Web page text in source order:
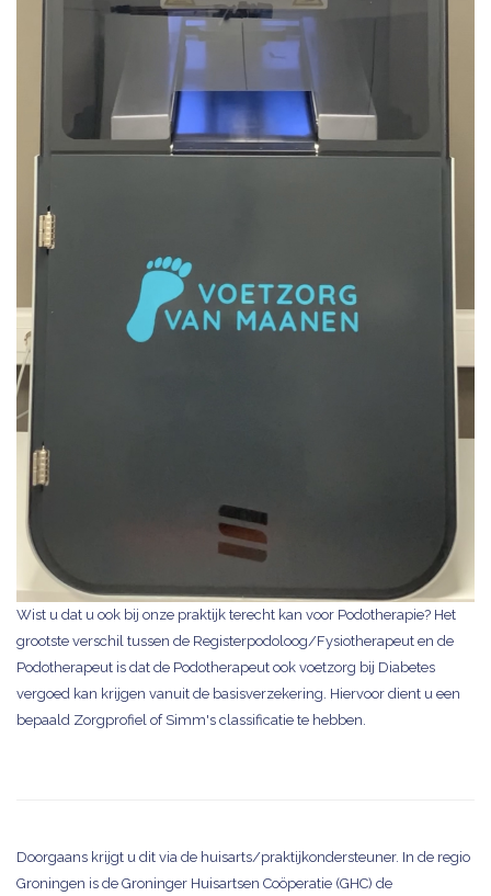
Wist u dat u ook bij onze praktijk terecht kan voor Podotherapie? Het
grootste verschil tussen de Registerpodoloog/Fysiotherapeut en de
Podotherapeut is dat de Podotherapeut ook voetzorg bij Diabetes
vergoed kan krijgen vanuit de basisverzekering. Hiervoor dient u een
bepaald Zorgprofiel of Simm's classificatie te hebben.
Doorgaans krijgt u dit via de huisarts/praktijkondersteuner. In de regio
Groningen is de Groninger Huisartsen Coöperatie (GHC) de